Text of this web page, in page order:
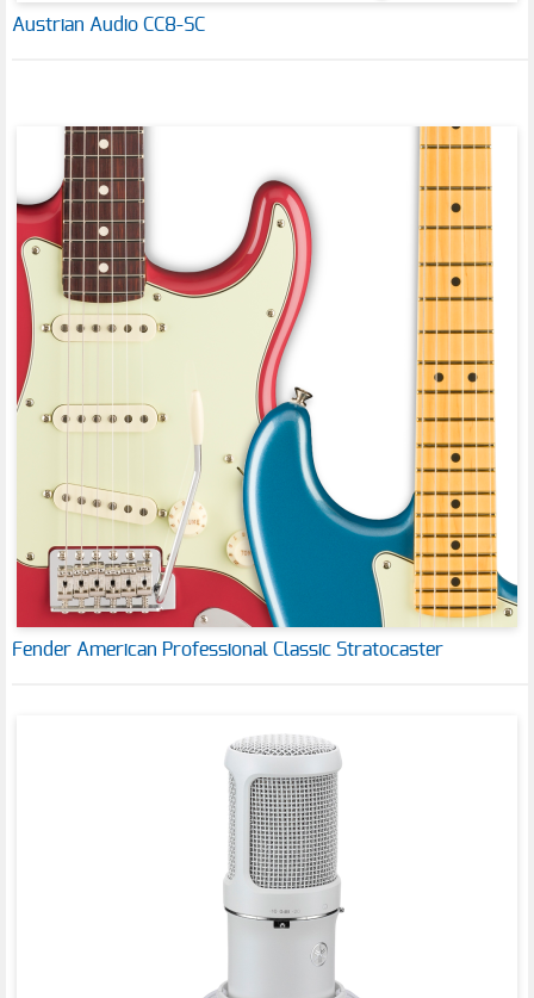
Austrian Audio CC8-SC
Fender American Professional Classic Stratocaster